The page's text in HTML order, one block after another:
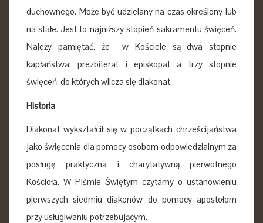
duchownego. Może być udzielany na czas określony lub
na stałe. Jest to najniższy stopień sakramentu święceń.
Należy pamiętać, że w Kościele są dwa stopnie
kapłaństwa: prezbiterat i episkopat a trzy stopnie
święceń, do których wlicza się diakonat.
Historia
Diakonat wykształcił się w początkach chrześcijaństwa
jako święcenia dla pomocy osobom odpowiedzialnym za
posługę praktyczna i charytatywną pierwotnego
Kościoła. W Piśmie Świętym czytamy o ustanowieniu
pierwszych siedmiu diakonów do pomocy apostołom
przy usługiwaniu potrzebującym.